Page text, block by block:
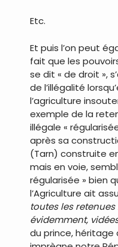
Etc.
Et puis l’on peut
fait que les
se dit « de droit »,
de l’illégalité
l’agriculture
exemple de la
illégale «
après sa
(Tarn) construite
mais en voie,
régularisée » bien
l’Agriculture ait
toutes les
évidemment,
du prince, héritage